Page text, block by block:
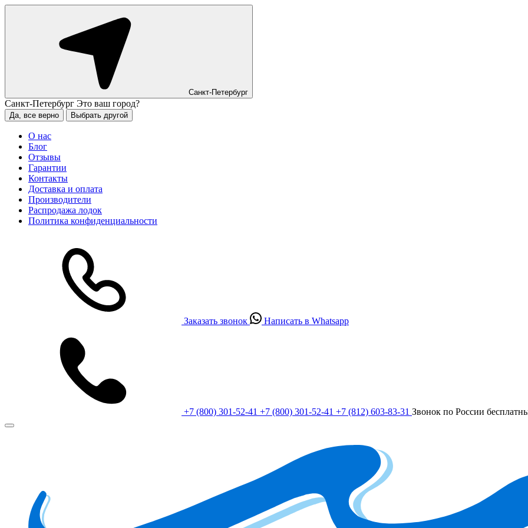
Санкт-Петербург
Санкт-Петербург Это ваш город?
Да, все верно Выбрать другой
О нас
Блог
Отзывы
Гарантии
Контакты
Доставка и оплата
Производители
Распродажа лодок
Политика конфиденциальности
Заказать звонок Написать в Whatsapp
+7 (800) 301-52-41 +7 (800) 301-52-41 +7 (812) 603-83-31 Звонок по России